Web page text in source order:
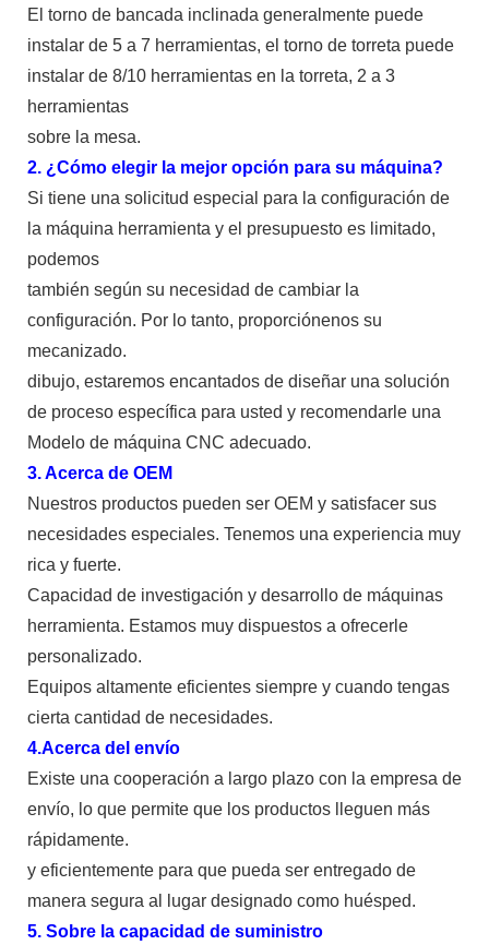
El torno de bancada inclinada generalmente puede
instalar de 5 a 7 herramientas, el torno de torreta puede
instalar de 8/10 herramientas en la torreta, 2 a 3
herramientas
sobre la mesa.
2. ¿Cómo elegir la mejor opción para su máquina?
Si tiene una solicitud especial para la configuración de
la máquina herramienta y el presupuesto es limitado,
podemos
también según su necesidad de cambiar la
configuración. Por lo tanto, proporciónenos su
mecanizado.
dibujo, estaremos encantados de diseñar una solución
de proceso específica para usted y recomendarle una
Modelo de máquina CNC adecuado.
3. Acerca de OEM
Nuestros productos pueden ser OEM y satisfacer sus
necesidades especiales. Tenemos una experiencia muy
rica y fuerte.
Capacidad de investigación y desarrollo de máquinas
herramienta. Estamos muy dispuestos a ofrecerle
personalizado.
Equipos altamente eficientes siempre y cuando tengas
cierta cantidad de necesidades.
4.Acerca del envío
Existe una cooperación a largo plazo con la empresa de
envío, lo que permite que los productos lleguen más
rápidamente.
y eficientemente para que pueda ser entregado de
manera segura al lugar designado como huésped.
5. Sobre la capacidad de suministro